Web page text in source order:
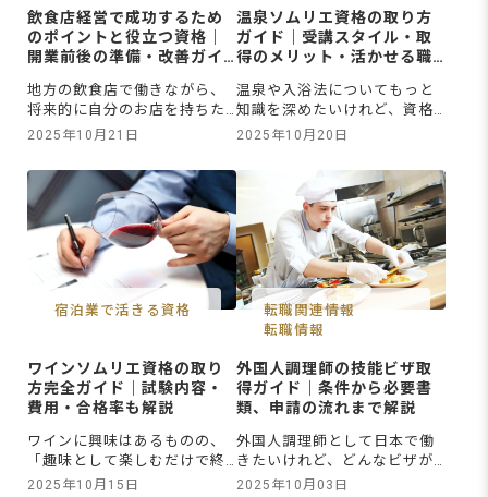
飲食店経営で成功するため
のポイントと役立つ資格｜
開業前後の準備・改善ガイ
地方の飲食店で働きながら、
将来的に自分のお店を持ちた
い、あるいは経営の幅を広げ
しょう。しかし、資格や研修
で知識を学んでも、現場や開
業でどう活かせるのかイメー
ジが湧かず、不安に感じるこ
とも少なくありません。この
記事では、飲食店経営で成功
させるための基本ポイントや
役立つ資格、開業前後の具体
2025年10月21日
温泉ソムリエ資格の取り方
ガイド｜受講スタイル・取
得のメリット・活かせる職
温泉や入浴法についてもっと
知識を深めたいけれど、資格
を取っても仕事や日常にどう
でいる方もいるでしょう。近
年、温泉の知識や正しい入浴
法を身につけることで、接客
や観光・地域プロモーション
の場で活かせる資格として注
目されているのが、「温泉ソ
ムリエ」です。温泉ソムリエ
の資格を取得すれば、温泉の
専門知識
2025年10月20日
宿泊業で活きる資格
ワインソムリエ資格の取り
方完全ガイド｜試験内容・
費用・合格率も解説
ワインに興味はあるものの、
「趣味として楽しむだけで終
わってしまう」「資格を取っ
2025年10月15日
転職関連情報
転職情報
外国人調理師の技能ビザ取
得ガイド｜条件から必要書
類、申請の流れまで解説
外国人調理師として日本で働
きたいけれど、どんなビザが
必要なのかわからない。技能
2025年10月03日